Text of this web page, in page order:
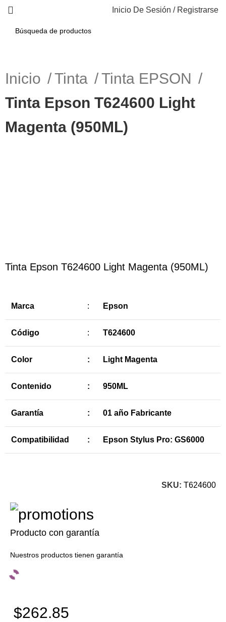
Inicio De Sesión / Registrarse
Inicio Tinta
Tinta EPSON
Tinta Epson T624600 Light
Magenta (950ML)
Tinta Epson T624600 Light Magenta (950ML)
Marca : Epson
Código : T624600
Color : Light Magenta
Contenido : 950ML
Garantía : 01 año Fabricante
Compatibilidad : Epson Stylus Pro: GS6000
SKU: T624600
Producto con garantía
Nuestros productos tienen garantía
$262.85